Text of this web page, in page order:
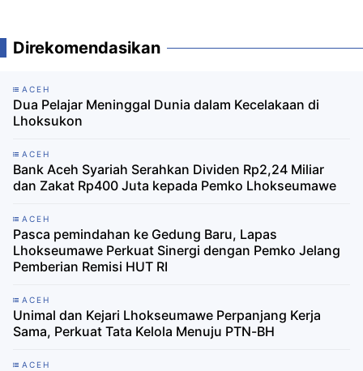
Direkomendasikan
ACEH
Dua Pelajar Meninggal Dunia dalam Kecelakaan di
Lhoksukon
ACEH
Bank Aceh Syariah Serahkan Dividen Rp2,24 Miliar
dan Zakat Rp400 Juta kepada Pemko Lhokseumawe
ACEH
Pasca pemindahan ke Gedung Baru, Lapas
Lhokseumawe Perkuat Sinergi dengan Pemko Jelang
Pemberian Remisi HUT RI
ACEH
Unimal dan Kejari Lhokseumawe Perpanjang Kerja
Sama, Perkuat Tata Kelola Menuju PTN-BH
ACEH